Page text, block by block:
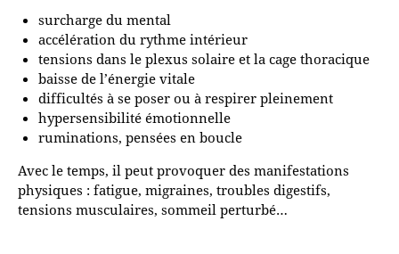
surcharge du mental
accélération du rythme intérieur
tensions dans le plexus solaire et la cage thoracique
baisse de l’énergie vitale
difficultés à se poser ou à respirer pleinement
hypersensibilité émotionnelle
ruminations, pensées en boucle
Avec le temps, il peut provoquer des manifestations
physiques : fatigue, migraines, troubles digestifs,
tensions musculaires, sommeil perturbé…